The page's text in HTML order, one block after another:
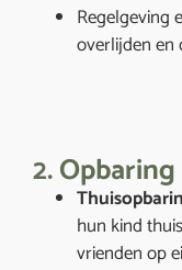
Regelgeving
overlijden en
2.
hun kind
vrienden op